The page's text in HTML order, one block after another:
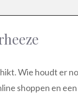
Wie houdt er
shoppen en